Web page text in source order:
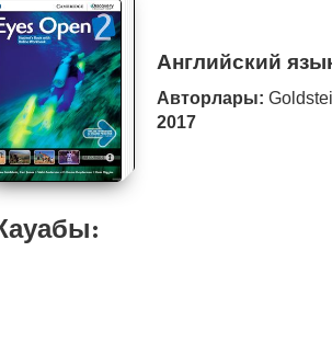
Английский
Авторлары:
2017